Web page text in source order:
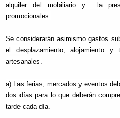
alquiler del mobiliario y la
promocionales.
Se considerarán asimismo gastos
el desplazamiento, alojamiento y
artesanales.
a) Las ferias, mercados y eventos
dos días para lo que deberán
tarde cada día.